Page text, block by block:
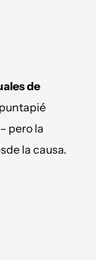
de
pero la
la causa.